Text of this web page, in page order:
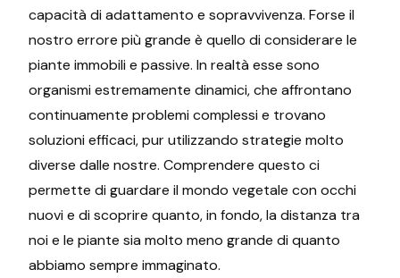
capacità di adattamento e sopravvivenza. Forse il
nostro errore più grande è quello di considerare le
piante immobili e passive. In realtà esse sono
organismi estremamente dinamici, che affrontano
continuamente problemi complessi e trovano
soluzioni efficaci, pur utilizzando strategie molto
diverse dalle nostre. Comprendere questo ci
permette di guardare il mondo vegetale con occhi
nuovi e di scoprire quanto, in fondo, la distanza tra
noi e le piante sia molto meno grande di quanto
abbiamo sempre immaginato.